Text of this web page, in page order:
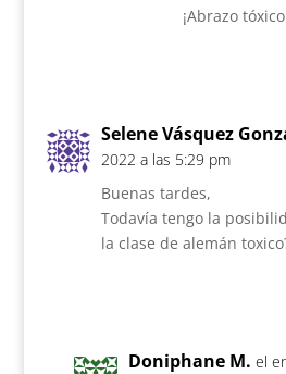
¡Abrazo
Selene Vásquez
2022 a las 5:29 pm
Buenas tardes,
Todavía tengo la
la clase de alemán
Doniphane M. el